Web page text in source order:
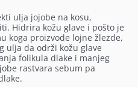
ulja jojobe na kosu,
Hidrira kožu glave i pošto je
koga proizvode lojne žlezde,
ulja da održi kožu glave
folikula dlake i manjeg
rastvara sebum pa